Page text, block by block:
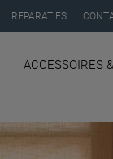
REPARATIES
ACCESSOIRES